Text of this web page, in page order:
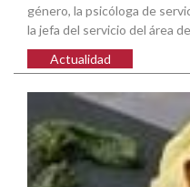
género, la psicóloga de
la jefa del servicio del área
Actualidad